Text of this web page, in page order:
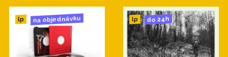
lp na objednávku lp do 24h